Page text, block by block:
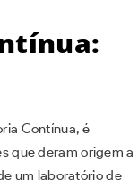
Contínua, é
que deram origem a
um laboratório de